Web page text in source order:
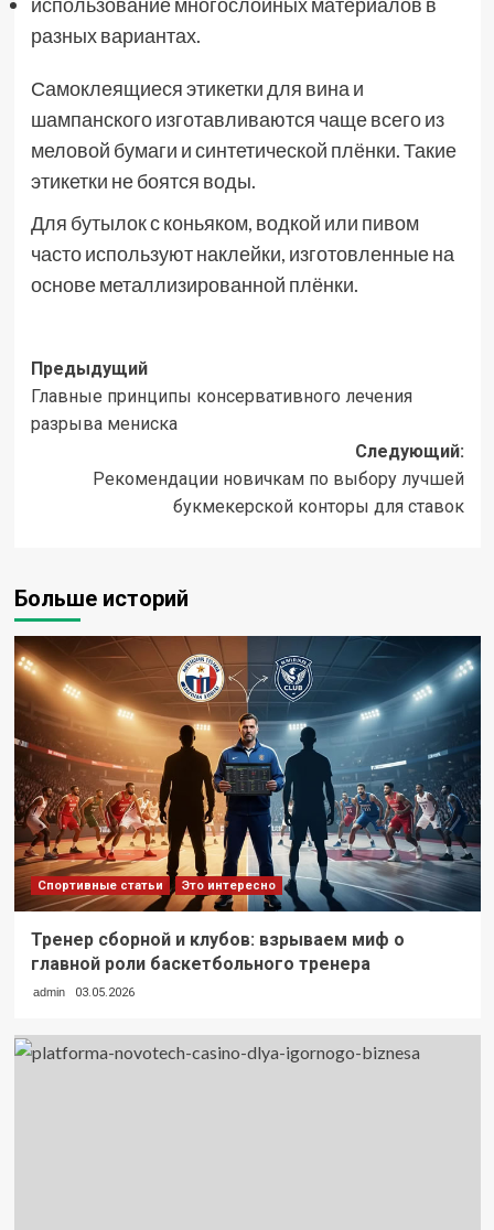
использование многослойных материалов в
разных вариантах.
Самоклеящиеся этикетки для вина и
шампанского изготавливаются чаще всего из
меловой бумаги и синтетической плёнки. Такие
этикетки не боятся воды.
Для бутылок с коньяком, водкой или пивом
часто используют наклейки, изготовленные на
основе металлизированной плёнки.
Навигация
записи
Предыдущий
Главные принципы консервативного лечения
разрыва мениска
Следующий:
Рекомендации новичкам по выбору лучшей
букмекерской конторы для ставок
Больше историй
Спортивные статьи Это интересно
Тренер сборной и клубов: взрываем миф о
главной роли баскетбольного тренера
admin 03.05.2026